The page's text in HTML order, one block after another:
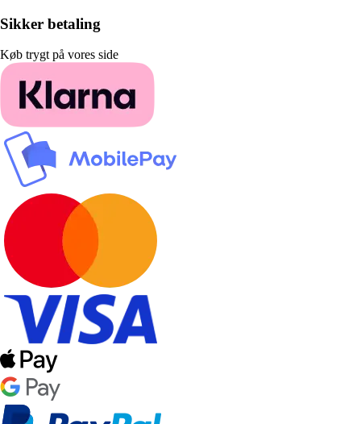
Sikker betaling
Køb trygt på vores side